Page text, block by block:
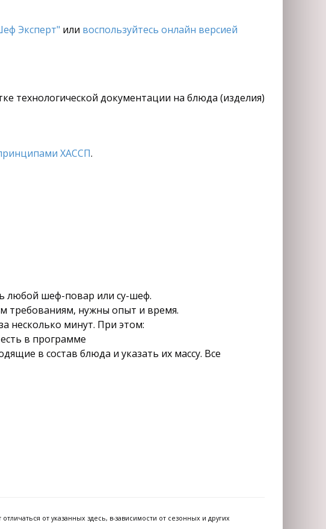
Эксперт" или воспользуйтесь онлайн версией
технологической документации на блюда (изделия)
ХАССП.
любой шеф-повар или су-шеф.
требованиям, нужны опыт и время.
несколько минут. При этом:
в программе
в состав блюда и указать их массу. Все
от указанных здесь, в-зависимости от сезонных и других